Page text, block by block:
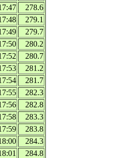
278.6
279.1
279.7
280.2
280.7
281.2
281.7
282.3
282.8
283.3
283.8
284.3
284.8